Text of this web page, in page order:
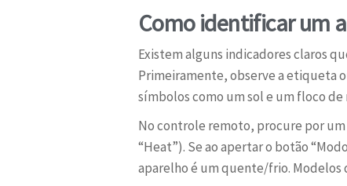
Como identificar um
Existem alguns indicadores claros
Primeiramente, observe a etiqueta
símbolos como um sol e um floco de
No controle remoto, procure por
“Heat”). Se ao apertar o botão
aparelho é um quente/frio. Modelos